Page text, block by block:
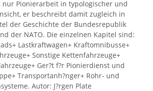
nur Pionierarbeit in typologischer und
er beschreibt damit zugleich in
der Geschichte der Bundesrepublik
der NATO. Die einzelnen Kapitel sind:
Lastkraftwagen+ Kraftomnibusse+
Sonstige Kettenfahrzeuge+
Ger?t f?r Pionierdienst und
Transportanh?nger+ Rohr- und
Autor: J?rgen Plate